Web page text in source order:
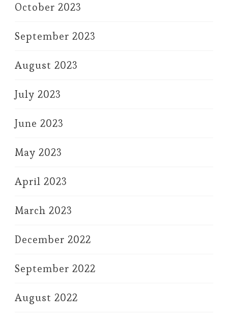
October 2023
September 2023
August 2023
July 2023
June 2023
May 2023
April 2023
March 2023
December 2022
September 2022
August 2022